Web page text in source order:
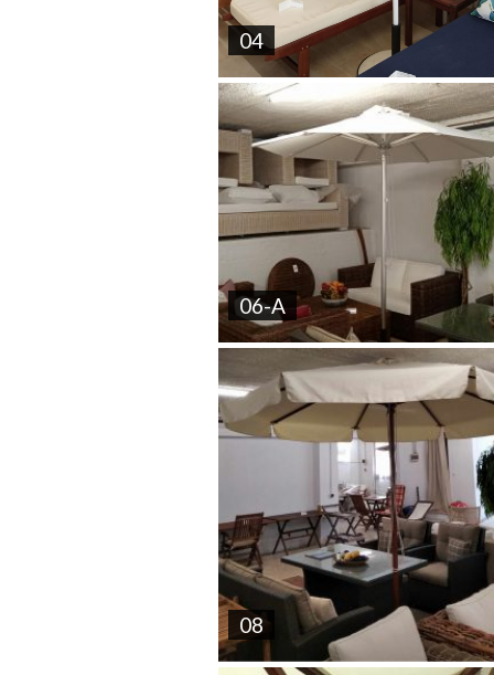
04
06-A
08